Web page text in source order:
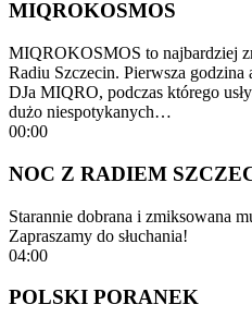
MIQROKOSMOS
MIQROKOSMOS to najbardziej
Radiu Szczecin. Pierwsza
DJa MIQRO, podczas którego
dużo niespotykanych…
00:00
NOC Z RADIEM
Starannie dobrana i zmiksowana
Zapraszamy do słuchania!
04:00
POLSKI PORANEK